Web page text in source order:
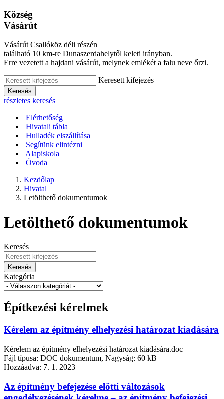
Község
Vásárút
Vásárút Csallóköz déli részén
található 10 km-re Dunaszerdahelytől keleti irányban.
Erre vezetett a hajdani vásárút, melynek emlékét a falu neve őrzi.
Keresett kifejezés
Keresés
részletes keresés
Elérhetőség
Hivatali tábla
Hulladék elszállítása
Segítünk elintézni
Alapiskola
Óvoda
Kezdőlap
Hivatal
Letölthető dokumentumok
Letölthető dokumentumok
Keresés
Keresés
Kategória
Építkezési kérelmek
Kérelem az építmény elhelyezési határozat kiadására
Kérelem az építmény elhelyezési határozat kiadására.doc
Fájl típusa: DOC dokumentum, Nagyság: 60 kB
Hozzáadva: 7. 1. 2023
Az építmény befejezése előtti változások